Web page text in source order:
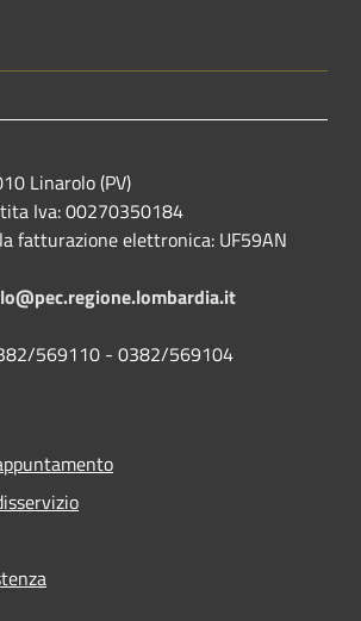
Linarolo (PV)
Iva: 00270350184
fatturazione elettronica: UF59AN
569110 - 0382/569104